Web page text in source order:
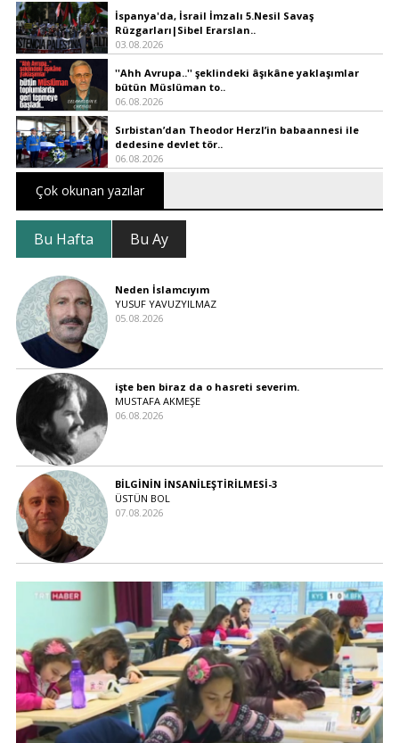
İspanya'da, İsrail İmzalı 5.Nesil Savaş
Rüzgarları|Sibel Erarslan..
03.08.2026
''Ahh Avrupa..'' şeklindeki âşıkâne yaklaşımlar
bütün Müslüman to..
06.08.2026
Sırbistan’dan Theodor Herzl’in babaannesi ile
dedesine devlet tör..
06.08.2026
Çok okunan yazılar
Bu Hafta Bu Ay
Neden İslamcıyım
YUSUF YAVUZYILMAZ
05.08.2026
işte ben biraz da o hasreti severim.
MUSTAFA AKMEŞE
06.08.2026
BİLGİNİN İNSANİLEŞTİRİLMESİ-3
ÜSTÜN BOL
07.08.2026